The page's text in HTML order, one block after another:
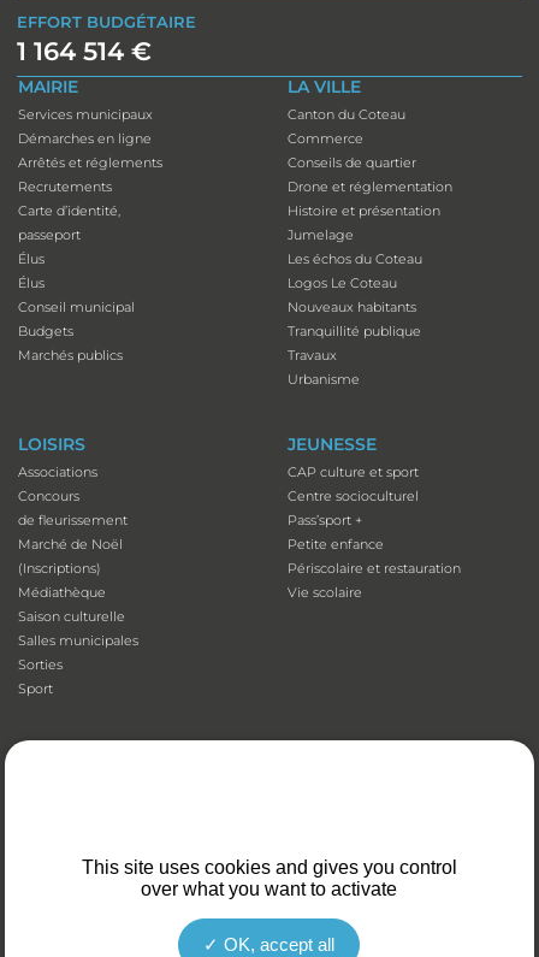
EFFORT BUDGÉTAIRE
1 164 514 €
MAIRIE
Services municipaux
Démarches en ligne
Arrêtés et réglements
Recrutements
Carte d’identité,
passeport
Élus
Élus
Conseil municipal
Budgets
Marchés publics
LA VILLE
Canton du Coteau
Commerce
Conseils de quartier
Drone et réglementation
Histoire et présentation
Jumelage
Les échos du Coteau
Logos Le Coteau
Nouveaux habitants
Tranquillité publique
Travaux
Urbanisme
LOISIRS
Associations
Concours
de fleurissement
Marché de Noël
(Inscriptions)
Médiathèque
Saison culturelle
Salles municipales
Sorties
Sport
JEUNESSE
CAP culture et sport
Centre socioculturel
Pass’sport +
Petite enfance
Périscolaire et restauration
Vie scolaire
Cimetières
CCAS
Colis de Noël
EHPAD et Foyer-résidence
Mutuelles communales
This site uses cookies and gives you control
over what you want to activate
OK, accept all